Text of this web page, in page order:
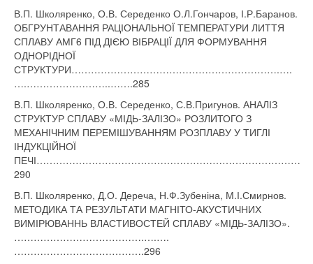
В.П. Школяренко, О.В. Середенко О.Л.Гончаров, І.Р.Баранов.
ОБГРУНТАВАННЯ РАЦІОНАЛЬНОЇ ТЕМПЕРАТУРИ ЛИТТЯ
СПЛАВУ АМГ6 ПІД ДІЄЮ ВІБРАЦІЇ ДЛЯ ФОРМУВАННЯ
ОДНОРІДНОЇ
СТРУКТУРИ……………………………………………………….….
….……………………..…….285
В.П. Школяренко, О.В. Середенко, С.В.Пригунов. АНАЛІЗ
СТРУКТУР СПЛАВУ «МІДЬ-ЗАЛІЗО» РОЗЛИТОГО З
МЕХАНІЧНИМ ПЕРЕМІШУВАННЯМ РОЗПЛАВУ У ТИГЛІ
ІНДУКЦІЙНОЇ
ПЕЧІ………………………………………………………………………
290
В.П. Школяренко, Д.О. Дереча, Н.Ф.Зубеніна, М.І.Смирнов.
МЕТОДИКА ТА РЕЗУЛЬТАТИ МАГНІТО-АКУСТИЧНИХ
ВИМІРЮВАННЬ ВЛАСТИВОСТЕЙ СПЛАВУ «МІДЬ-ЗАЛІЗО».
………………………………….….….
………………………………….296